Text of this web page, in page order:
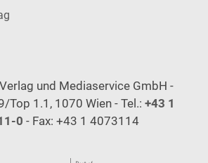
und Mediaservice GmbH -
Top 1.1, 1070 Wien - Tel.: +43 1
0 - Fax: +43 1 4073114